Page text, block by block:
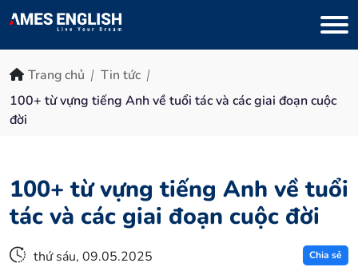
Trang chủ
Tin tức
100+ từ vựng tiếng Anh về tuổi tác và các giai đoạn cuộc
đời
100+ từ vựng tiếng Anh về tuổi
tác và các giai đoạn cuộc đời
thứ sáu, 09.05.2025 Chia sẻ